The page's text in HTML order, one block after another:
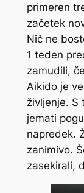
primeren
začetek
Nič ne
1 teden
zamudili,
Aikido je
življenje. S
jemati
napredek.
zanimivo.
zasekirali,